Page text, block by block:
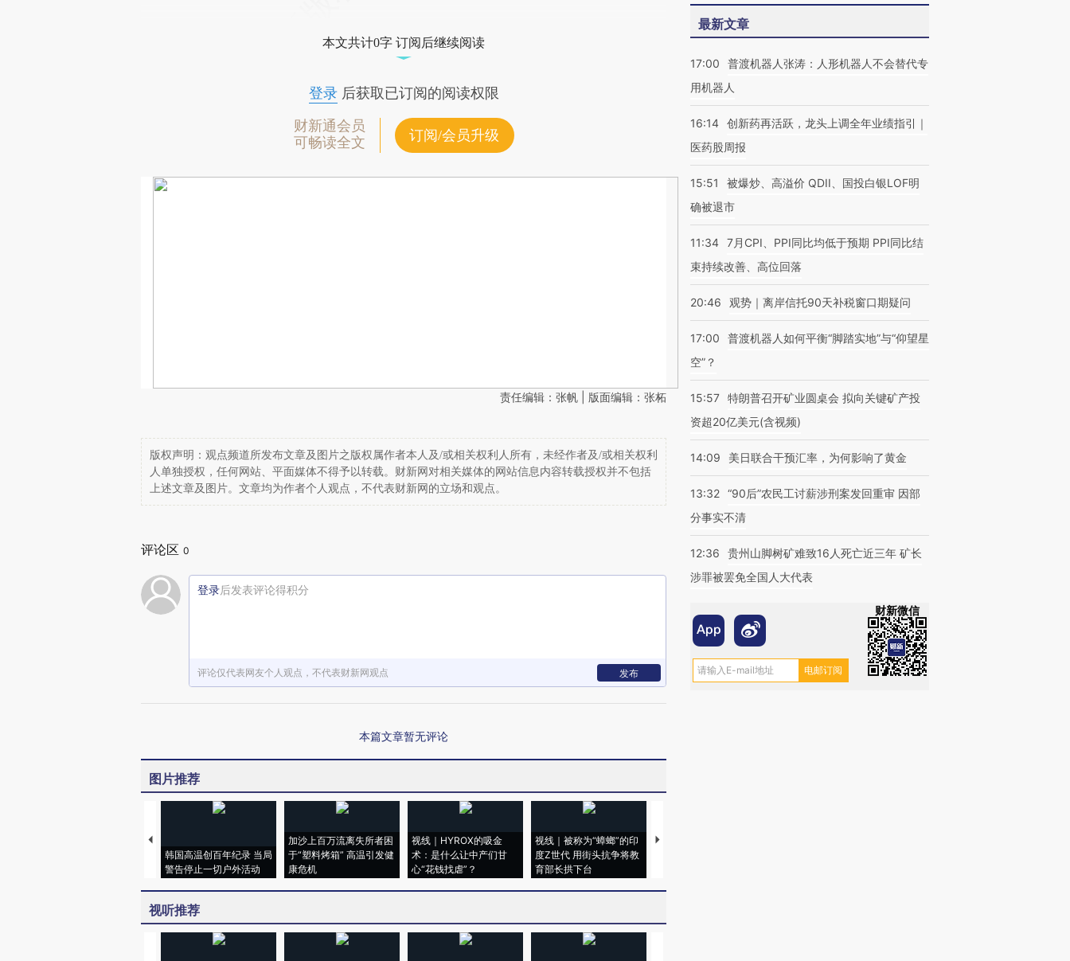
本文共计0字 订阅后继续阅读
登录后获取已订阅的阅读权限
财新通会员
可畅读全文
订阅/会员升级
责任编辑：张帆 | 版面编辑：张柘
版权声明：观点频道所发布文章及图片之版权属作者本人及/或相关权利人所有，未经作者及/或相关权利
人单独授权，任何网站、平面媒体不得予以转载。财新网对相关媒体的网站信息内容转载授权并不包括
上述文章及图片。文章均为作者个人观点，不代表财新网的立场和观点。
评论区 0
登录后发表评论得积分
评论仅代表网友个人观点，不代表财新网观点 发布
本篇文章暂无评论
图片推荐
韩国高温创百年纪录 当局
警告停止一切户外活动
加沙上百万流离失所者困
于“塑料烤箱” 高温引发健
康危机
视线｜HYROX的吸金
术：是什么让中产们甘
心“花钱找虐”？
视线｜被称为“蟑螂”的印
度Z世代 用街头抗争将教
育部长拱下台
视线｜“入侵”还是“人道危
视听推荐
最新文章
17:00
普渡机器人张涛：人形机器人不会替代专
用机器人
16:14 创新药再活跃，龙头上调全年业绩指引｜
医药股周报
15:51
被爆炒、高溢价 QDII、国投白银LOF明
确被退市
11:34 7月CPI、PPI同比均低于预期 PPI同比结
束持续改善、高位回落
20:46 观势｜离岸信托90天补税窗口期疑问
17:00
普渡机器人如何平衡“脚踏实地”与“仰望星
空”？
15:57 特朗普召开矿业圆桌会 拟向关键矿产投
资超20亿美元(含视频)
14:09 美日联合干预汇率，为何影响了黄金
13:32 “90后”农民工讨薪涉刑案发回重审 因部
分事实不清
12:36
贵州山脚树矿难致16人死亡近三年 矿长
涉罪被罢免全国人大代表
财新微信